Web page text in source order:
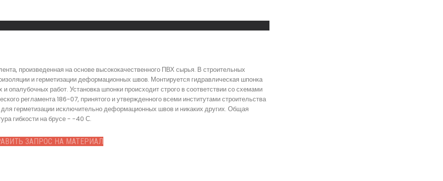
произведенная на основе высококачественного ПВХ сырья. В строительных
и герметизации деформационных швов. Монтируется гидравлическая шпонка
работ. Установка шпонки происходит строго в соответствии со схемами
регламента 186-07, принятого и утвержденного всеми институтами строительства
герметизации исключительно деформационных швов и никаких других. Общая
гибкости на брусе - -40 С.
ЗАПРОС НА МАТЕРИАЛ